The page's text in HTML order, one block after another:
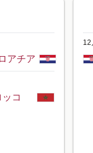
アチア
コ
12